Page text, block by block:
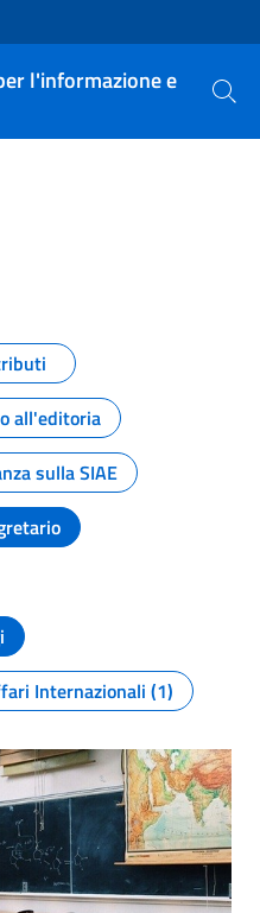
l'informazione e
Cerca
pagina
all'editoria
sulla SIAE
Internazionali (1)